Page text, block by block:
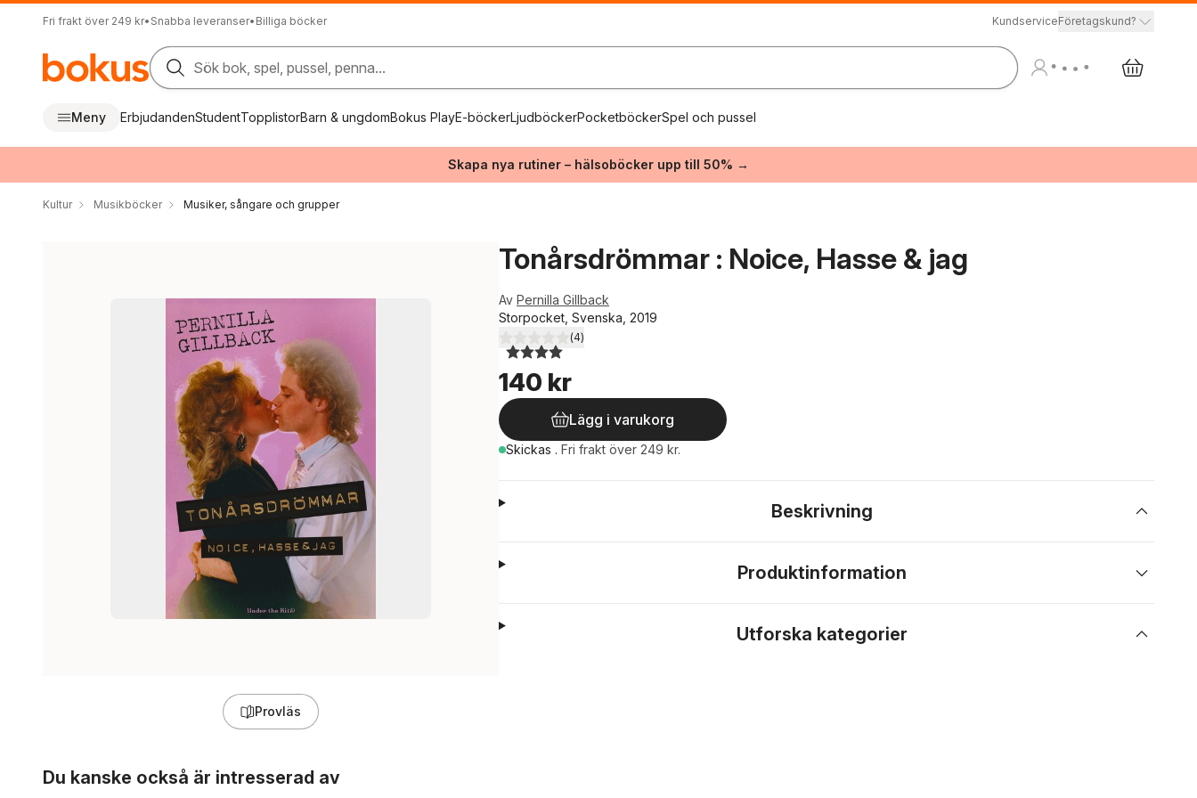
Fri frakt över 249 kr• Snabba leveranser• Billiga böcker KundserviceFöretagskund?
Sök bok, spel, pussel, penna...
Meny ErbjudandenStudentTopplistorBarn & ungdomBokus PlayE-böckerLjudböckerPocketböckerSpel och pussel
Skapa nya rutiner – hälsoböcker upp till 50% →
Kultur Musikböcker Musiker, sångare och grupper
Provläs
Tonårsdrömmar : Noice, Hasse & jag
Av Pernilla Gillback
Storpocket, Svenska, 2019
4,0utav 5 stjärnor. Totalt antal röster:
(4)
140 kr
Lägg i varukorg
Skickas . Fri frakt över 249 kr.
Beskrivning
Produktinformation
Utforska kategorier
Du kanske också är intresserad av